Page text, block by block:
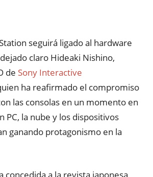
seguirá ligado al hardware
claro Hideaki Nishino,
de Sony Interactive
ha reafirmado el compromiso
las consolas en un momento en
PC, la nube y los dispositivos
ganando protagonismo en la